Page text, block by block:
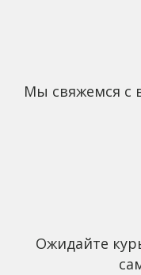
Мы свяжемся с
Ожидайте